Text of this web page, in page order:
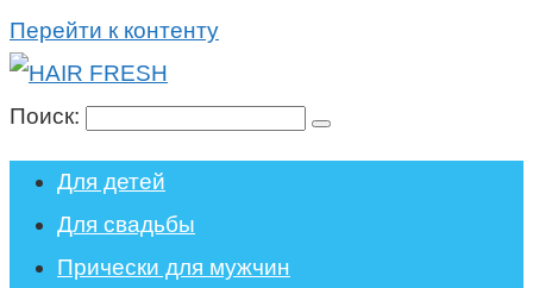
Перейти к контенту
Поиск:
Для детей
Для свадьбы
Прически для мужчин